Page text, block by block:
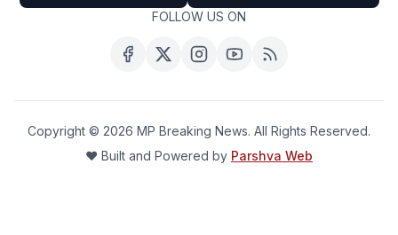
FOLLOW US ON
Copyright © 2026 MP Breaking News. All Rights Reserved.
❤️ Built and Powered by Parshva Web